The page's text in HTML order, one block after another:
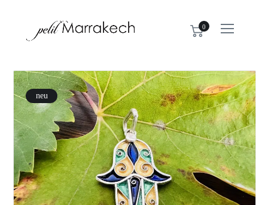
0
neu